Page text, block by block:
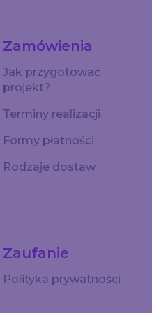
Zaufanie
Polityka prywatności
Zamówienia
Jak przygotować
projekt?
Terminy realizacji
Formy płatności
Rodzaje dostaw